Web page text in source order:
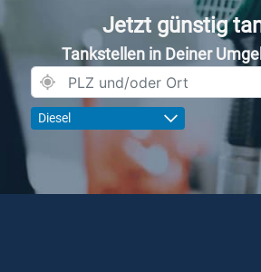
Jetzt günstig
Tankstellen in Deiner
Diesel